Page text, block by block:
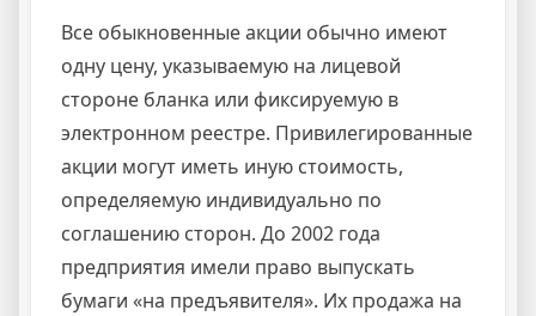
Все обыкновенные акции обычно имеют
одну цену, указываемую на лицевой
стороне бланка или фиксируемую в
электронном реестре. Привилегированные
акции могут иметь иную стоимость,
определяемую индивидуально по
соглашению сторон. До 2002 года
предприятия имели право выпускать
бумаги «на предъявителя». Их продажа на